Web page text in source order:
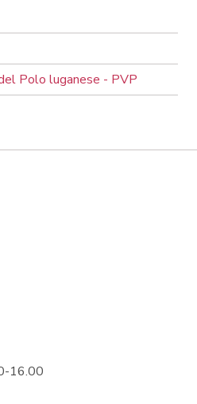
Polo luganese - PVP
16.00